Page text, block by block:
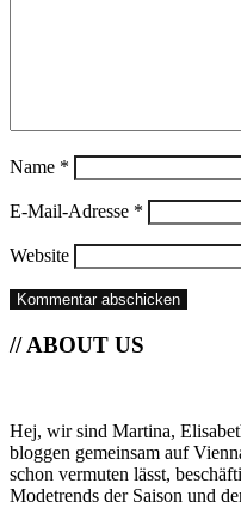
Name *
E-Mail-Adresse *
Website
// ABOUT US
Hej, wir sind Martina,
bloggen gemeinsam auf
schon vermuten lässt,
Modetrends der Saison und